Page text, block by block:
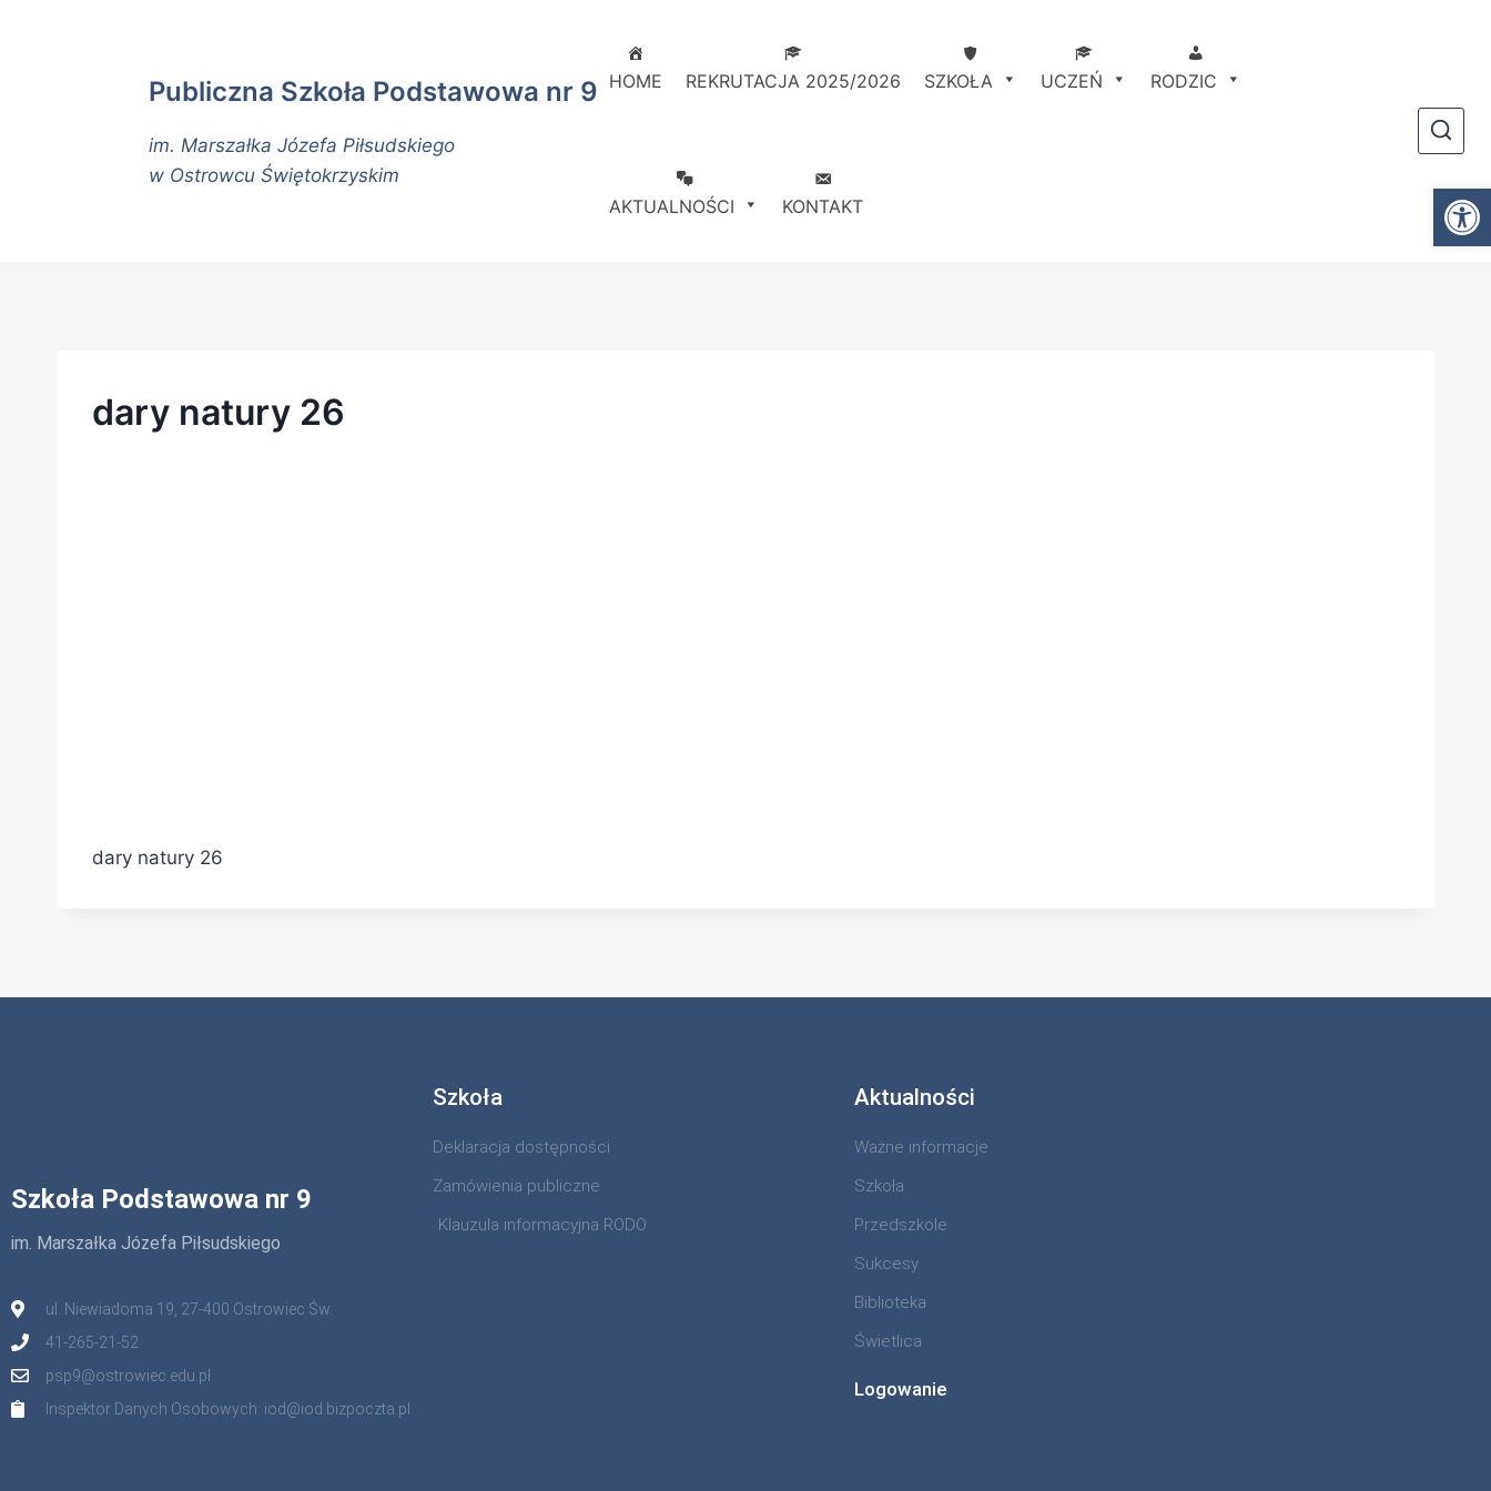
Publiczna Szkoła Podstawowa nr 9
im. Marszałka Józefa Piłsudskiego
w Ostrowcu Świętokrzyskim
HOME REKRUTACJA 2025/2026 SZKOŁA UCZEŃ RODZIC
AKTUALNOŚCI KONTAKT
dary natury 26
dary natury 26
Szkoła Podstawowa nr 9
im. Marszałka Józefa Piłsudskiego
ul. Niewiadoma 19, 27-400 Ostrowiec Św.
41-265-21-52
psp9@ostrowiec.edu.pl
Inspektor Danych Osobowych: iod@iod.bizpoczta.pl
Szkoła
Deklaracja dostępności
Zamówienia publiczne
Klauzula informacyjna RODO
Aktualności
Ważne informacje
Szkoła
Przedszkole
Sukcesy
Biblioteka
Świetlica
Logowanie